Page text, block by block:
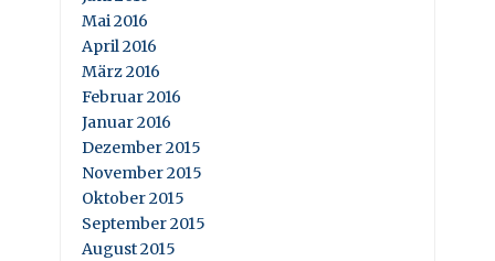
Mai 2016
April 2016
März 2016
Februar 2016
Januar 2016
Dezember 2015
November 2015
Oktober 2015
September 2015
August 2015